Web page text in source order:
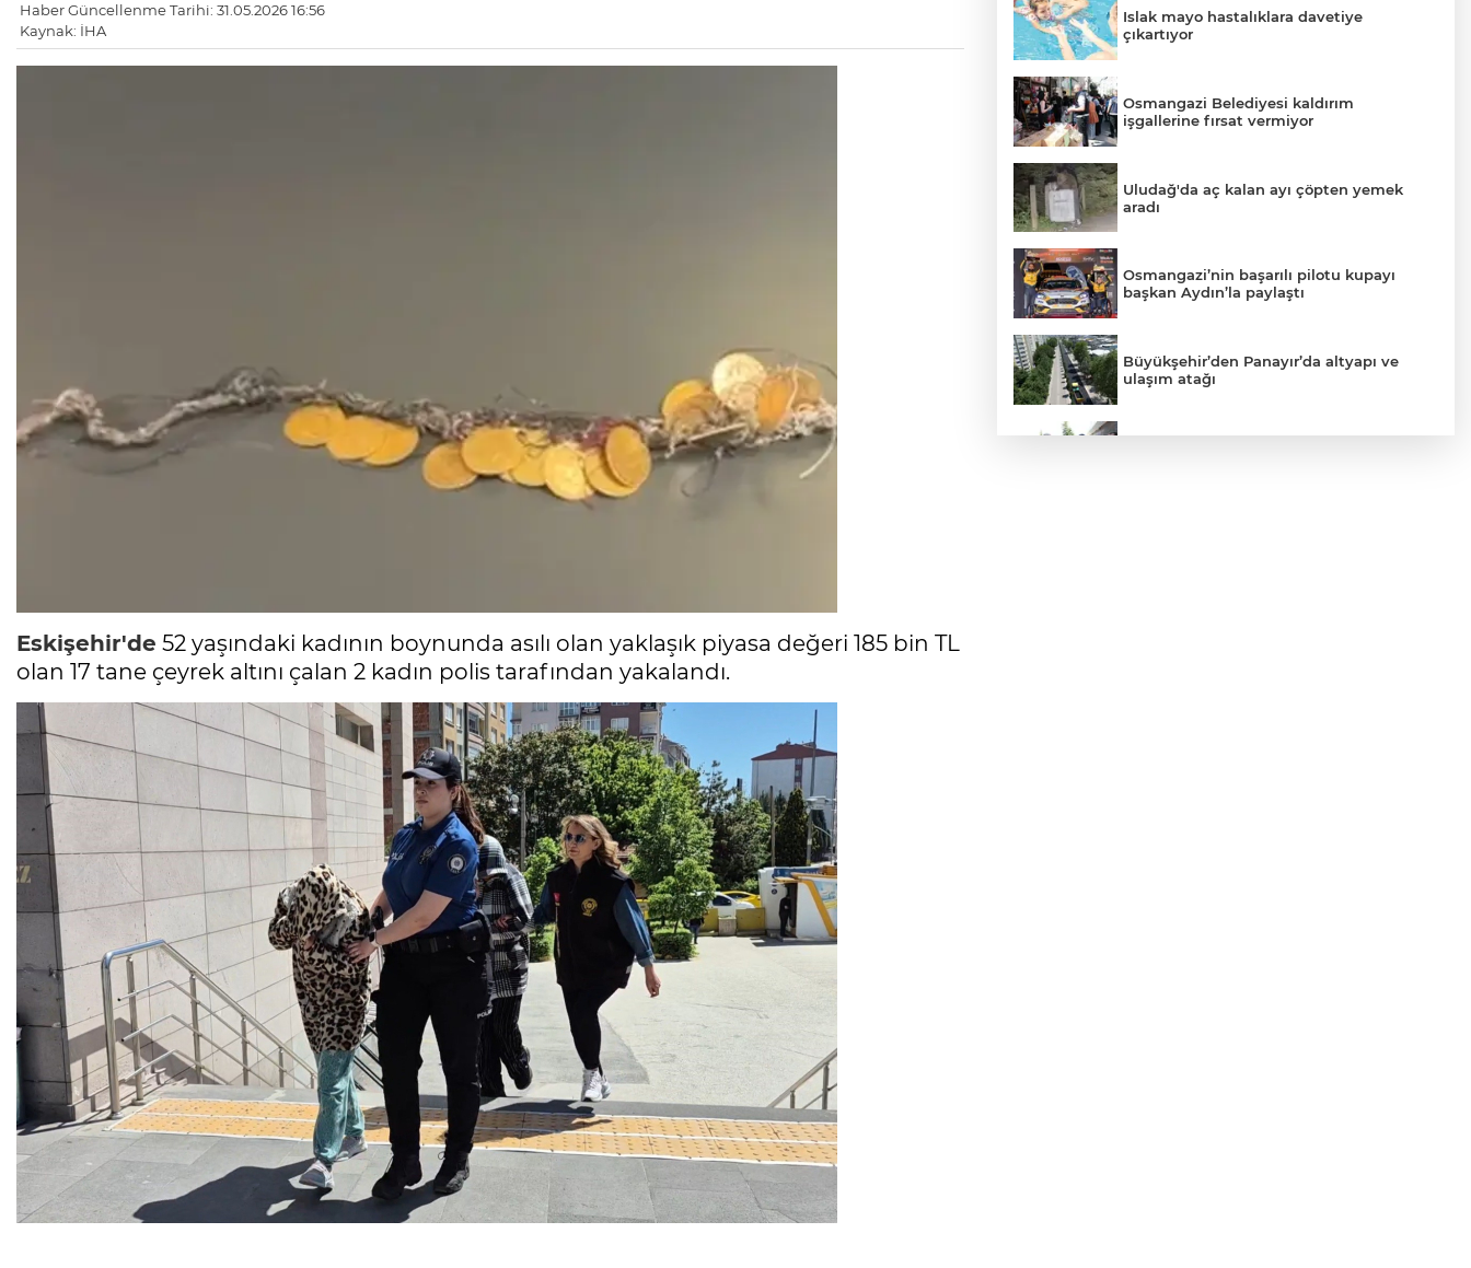
Haber Güncellenme Tarihi: 31.05.2026 16:56
Kaynak: İHA
Eskişehir'de 52 yaşındaki kadının boynunda asılı olan yaklaşık piyasa değeri 185 bin TL
olan 17 tane çeyrek altını çalan 2 kadın polis tarafından yakalandı.
Islak mayo hastalıklara davetiye
çıkartıyor
Osmangazi Belediyesi kaldırım
işgallerine fırsat vermiyor
Uludağ'da aç kalan ayı çöpten yemek
aradı
Osmangazi’nin başarılı pilotu kupayı
başkan Aydın’la paylaştı
Büyükşehir’den Panayır’da altyapı ve
ulaşım atağı